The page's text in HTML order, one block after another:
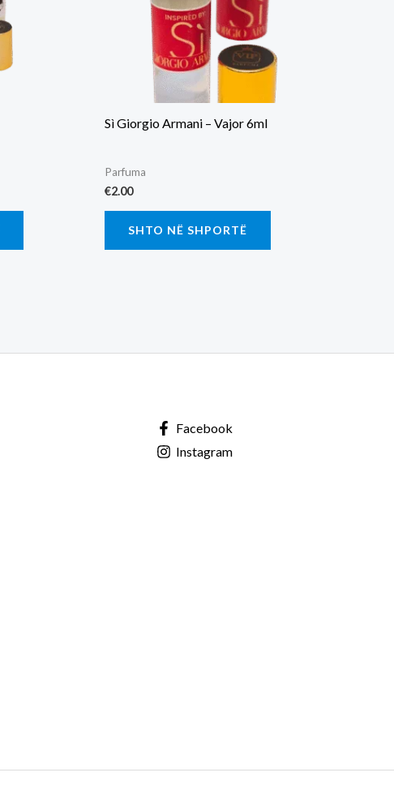
Sì Giorgio Armani – Vajor 6ml
Parfuma
€2.00
SHTO NË SHPORTË
Facebook
Instagram